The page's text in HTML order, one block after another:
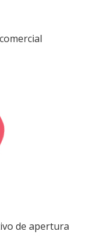
de apertura